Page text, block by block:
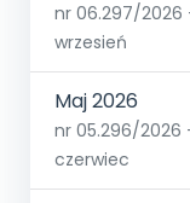
nr 06.297/2026
wrzesień
Maj 2026
nr 05.296/2026
czerwiec